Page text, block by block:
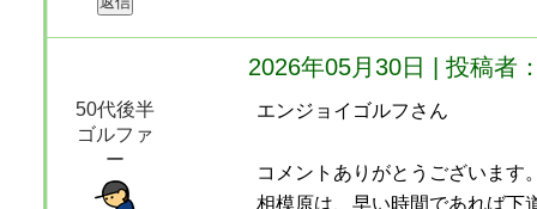
2026年05月30日 | 投稿者
50代後半
ゴルファ
ー
エンジョイゴルフさん
コメントありがとうございます
相模原は、早い時間であれば下